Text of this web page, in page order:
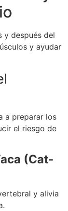
y después del
y ayudar
a preparar los
el riesgo de
(Cat-
y alivia